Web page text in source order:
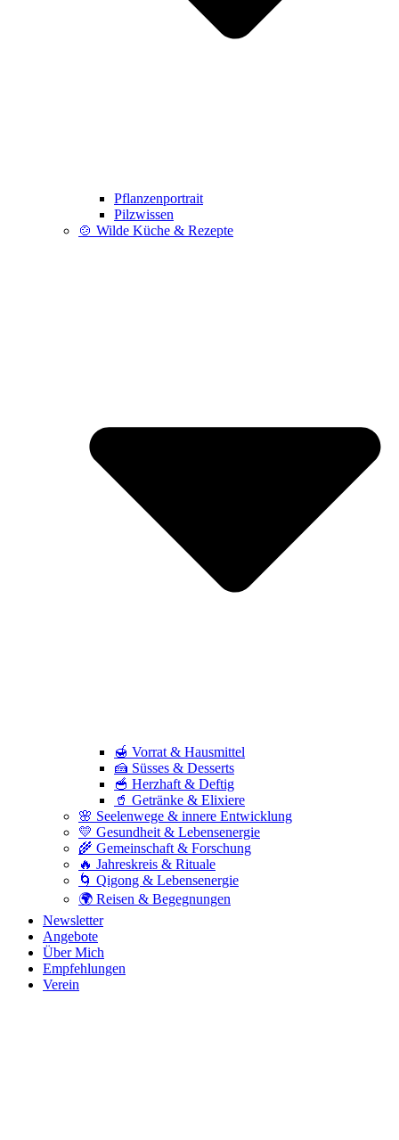
Pflanzenportrait
Pilzwissen
🍲 Wilde Küche & Rezepte
🍯 Vorrat & Hausmittel
🍰 Süsses & Desserts
🥣 Herzhaft & Deftig
🥤 Getränke & Elixiere
🌸 Seelenwege & innere Entwicklung
💛 Gesundheit & Lebensenergie
🌾 Gemeinschaft & Forschung
🔥 Jahreskreis & Rituale
🌀 Qigong & Lebensenergie
🌍 Reisen & Begegnungen
Newsletter
Angebote
Über Mich
Empfehlungen
Verein